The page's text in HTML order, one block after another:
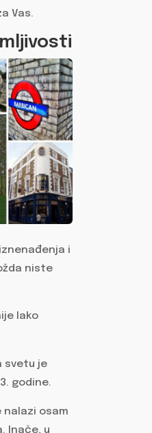
Vas.
i
niste
lako
svetu je
godine.
nalazi osam
Inače, u